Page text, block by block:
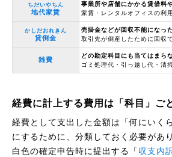
ちだいやちん
地代家賃
事業所や店舗にかかる賃借料
家賃・レンタルオフィスの利
かしだおれきん
貸倒金
売掛金などが回収不能になっ
取引先が倒産したために回収
雑費
どの勘定科目にも当てはまら
ゴミ処理代・引っ越し代・清
経費に計上する費用は「科目」ご
経費として支出した金額は「何にいく
にするために、分類しておく必要があ
白色の確定申告時に提出する「 収支内